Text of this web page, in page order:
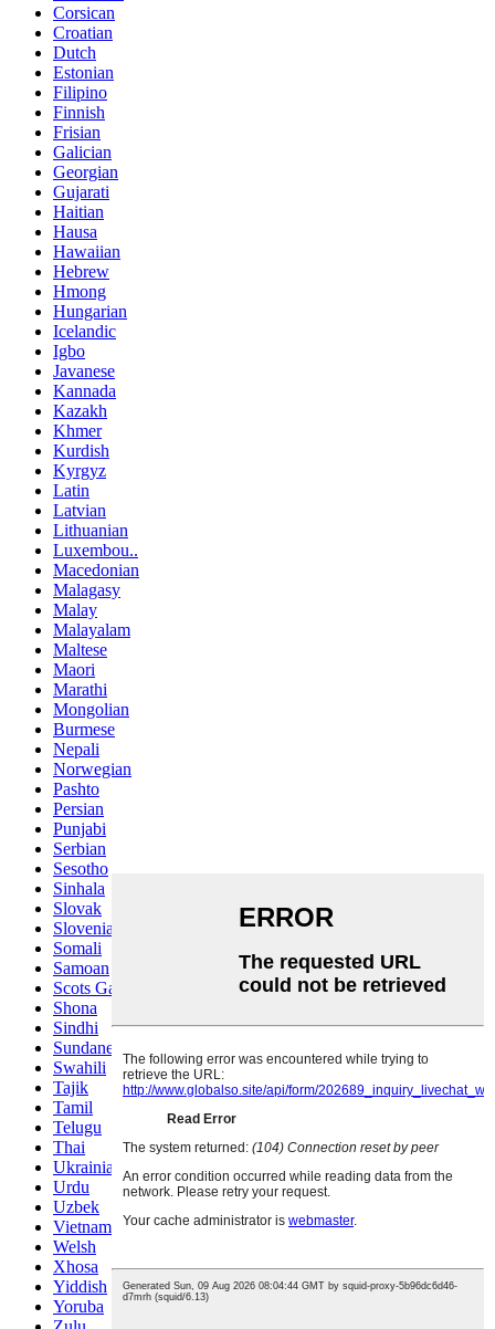
Corsican
Croatian
Dutch
Estonian
Filipino
Finnish
Frisian
Galician
Georgian
Gujarati
Haitian
Hausa
Hawaiian
Hebrew
Hmong
Hungarian
Icelandic
Igbo
Javanese
Kannada
Kazakh
Khmer
Kurdish
Kyrgyz
Latin
Latvian
Lithuanian
Luxembou..
Macedonian
Malagasy
Malay
Malayalam
Maltese
Maori
Marathi
Mongolian
Burmese
Nepali
Norwegian
Pashto
Persian
Punjabi
Serbian
Sesotho
Sinhala
Slovak
Slovenian
Somali
Samoan
Scots Gaelic
Shona
Sindhi
Sundanese
Swahili
Tajik
Tamil
Telugu
Thai
Ukrainian
Urdu
Uzbek
Vietnamese
Welsh
Xhosa
Yiddish
Yoruba